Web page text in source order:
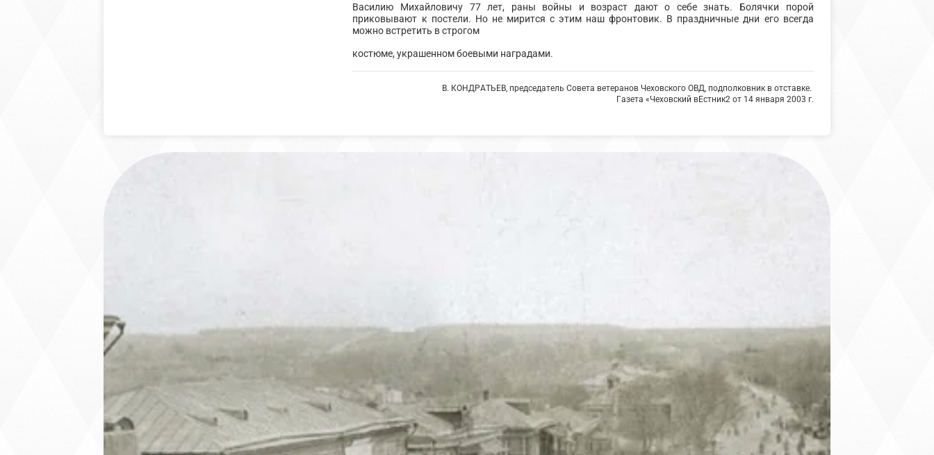
Василию Михайловичу 77 лет, раны войны и возраст дают о себе знать. Болячки порой
приковывают к постели. Но не мирится с этим наш фронтовик. В праздничные дни его всегда
можно встретить в строгом
костюме, украшенном боевыми наградами.
В. КОНДРАТЬЕВ, председатель Совета ветеранов Чеховского ОВД, подполковник в отставке.
Газета «Чеховский вЕстник2 от 14 января 2003 г.